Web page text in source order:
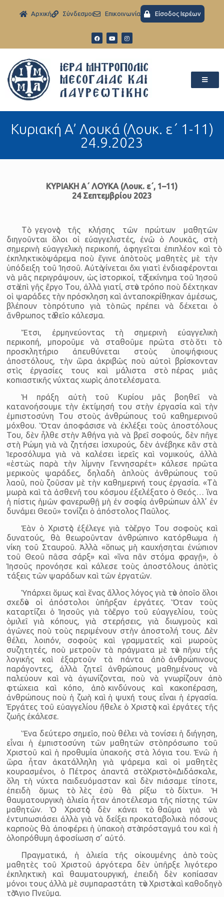
Aρχική Σύνδεσμοι Eπικοινωνία Είσοδος Ιερέων
Κυριακή Α’ Λουκά (Λουκ. ε΄ 1-11)
24.9.2023
ΚΥΡΙΑΚΗ Α΄ ΛΟΥΚΑ (Λουκ. ε΄, 1–11)
24 Σεπτεμβρίου 2023
Τὸ γεγονὸς τῆς κλήσης τῶν πρώτων μαθητῶν
διηγοῦνται ὅλοι οἱ εὐαγγελιστές, ἐνῶ ὁ Λουκᾶς, στὴ
σημερινὴ εὐαγγελικὴ περικοπή, ἀφηγεῖται ἐπιπλέον καὶ τὸ
ἐκπληκτικὸ ψάρεμα ποὺ ἔγινε ἀπὸ τοὺς μαθητὲς μὲ τὴν
ὑπόδειξη τοῦ Ἰησοῦ. Αὐτὸ γίνεται ὄχι γιατὶ ἐνδιαφέρονται
νὰ μᾶς περιγράψουν, ὡς ἱστορικοί, τὸ ξεκίνημα τοῦ Ἰησοῦ
στὸ ἐπὶ γῆς ἔργο Του, ἀλλὰ γιατί, στὸν τρόπο ποὺ δέχτηκαν
οἱ ψαράδες τὴν πρόσκληση καὶ ἀνταποκρίθηκαν ἀμέσως,
βλέπουν τὸ πρότυπο γιὰ τὸ πῶς πρέπει νὰ δέχεται ὁ
ἄνθρωπος τὸ θεῖο κάλεσμα.
Ἔτσι, ἐρμηνεύοντας τὴ σημερινὴ εὐαγγελικὴ
περικοπή, μποροῦμε νὰ σταθοῦμε πρῶτα στὸ ὅτι τὸ
προσκλητήριο ἀπευθύνεται στοὺς ὑποψήφιους
ἀποστόλους, τὴν ὥρα ἀκριβῶς ποὺ αὐτοὶ βρίσκονταν
στὶς ἐργασίες τους καὶ μάλιστα στὸ πέρας μιᾶς
κοπιαστικῆς νύχτας χωρὶς ἀποτελέσματα.
Ἡ πράξη αὐτὴ τοῦ Κυρίου μᾶς βοηθεῖ νὰ
κατανοήσουμε τὴν ἐκτίμησή του στὴν ἐργασία καὶ τὴν
ἐμπιστοσύνη Του στοὺς ἀνθρώπους τοῦ καθημερινοῦ
μόχθου. Ὅταν ἀποφάσισε νὰ ἐκλέξει τοὺς ἀποστόλους
Του, δὲν ἦλθε στὴν Ἀθήνα γιὰ νὰ βρεῖ σοφούς, δὲν πῆγε
στὴ Ρώμη γιὰ νὰ ζητήσει ἰσχυρούς, δὲν ἀνέβηκε κἂν στὰ
Ἱεροσόλυμα γιὰ νὰ καλέσει ἱερεῖς καὶ νομικούς, ἀλλὰ
«ἑστὼς παρὰ τὴν λίμνην Γεννησαρέτ» κάλεσε πρῶτα
μερικοὺς ψαράδες, δηλαδὴ ἁπλοὺς ἀνθρώπους τοῦ
λαοῦ, ποὺ ζοῦσαν μὲ τὴν καθημερινή τους ἐργασία. «Τὰ
μωρὰ καὶ τὰ ἀσθενῆ του κόσμου ἐξελέξατο ὁ Θεός… ἵνα
ἡ πίστις ἡμῶν φανερωθῇ μὴ ἐν σοφίᾳ ἀνθρώπων ἀλλ’ ἐν
δυνάμει Θεοῦ» τονίζει ὁ ἀπόστολος Παῦλος.
Ἐὰν ὁ Χριστὸς ἐξέλεγε γιὰ τὸ ἔργο Του σοφοὺς καὶ
δυνατούς, θὰ θεωροῦνταν ἀνθρώπινο κατόρθωμα ἡ
νίκη τοῦ Σταυροῦ. Ἀλλὰ «ὅπως μὴ καυχήσηται ἐνώπιον
τοῦ Θεοῦ πᾶσα σάρξ» καὶ «ἵνα πᾶν στόμα φραγῇ», ὁ
Ἰησοῦς προνόησε καὶ κάλεσε τοὺς ἀποστόλους ἀπὸ τὶς
τάξεις τῶν ψαράδων καὶ τῶν ἐργατῶν.
Ὑπάρχει ὅμως καὶ ἕνας ἄλλος λόγος γιὰ τὸν ὁποῖο ὅλοι
σχεδὸν οἱ ἀπόστολοι ὑπῆρξαν ἐργάτες. Ὅταν τοὺς
καταρτίζει ὁ Ἰησοῦς γιὰ τὸ ἔργο τοῦ εὐαγγελίου, τοὺς
ὁμιλεῖ γιὰ κόπους, γιὰ στερήσεις, γιὰ διωγμοὺς καὶ
ἀγῶνες ποὺ τοὺς περιμένουν στὴν ἀποστολή τους. Δὲν
θέλει, λοιπόν, σοφοὺς καὶ γραμματεῖς καὶ μωροὺς
συζητητές, ποὺ μετροῦν τὰ πράγματα μὲ τὸν πῆχυ τῆς
λογικῆς καὶ ἐξαρτοῦν τὰ πάντα ἀπὸ ἀνθρώπινους
παράγοντες, ἀλλὰ ζητεῖ ἀνθρώπους μαθημένους νὰ
παλεύουν καὶ νὰ ἀγωνίζονται, ποὺ νὰ γνωρίζουν ἀπὸ
φτώχεια καὶ κόπο, ἀπὸ κινδύνους καὶ κακοπέραση,
ἀνθρώπους ποὺ ἡ ζωὴ καὶ ἡ ψυχή τους εἶναι ἡ ἐργασία.
Ἐργάτες τοῦ εὐαγγελίου ἤθελε ὁ Χριστὸς καὶ ἐργάτες τῆς
ζωῆς ἐκάλεσε.
Ἕνα δεύτερο σημεῖο, ποὺ θέλει νὰ τονίσει ἡ διήγηση,
εἶναι ἡ ἐμπιστοσύνη τῶν μαθητῶν στὸ πρόσωπο τοῦ
Χριστοῦ καὶ ἡ προθυμία ὑπακοῆς στὰ λόγια του. Ἐνῶ ἡ
ὥρα ἦταν ἀκατάλληλη γιὰ ψάρεμα καὶ οἱ μαθητὲς
κουρασμένοι, ὁ Πέτρος ἀπαντᾶ στὸ Χριστὸ «Διδάσκαλε,
ὅλη τὴ νύχτα παιδευόμασταν καὶ δὲν πιάσαμε τίποτε,
ἐπειδὴ ὅμως τὸ λὲς ἐσὺ θὰ ρίξω τὸ δίχτυ». Ἡ
θαυματουργικὴ ἁλιεία ἦταν ἀποτέλεσμα τῆς πίστης τῶν
μαθητῶν. Ὁ Χριστὸς δὲν κάνει τὸ θαῦμα γιὰ νὰ
ἐντυπωσιάσει ἀλλὰ γιὰ νὰ δείξει προκαταβολικὰ πόσους
καρποὺς θὰ ἀποφέρει ἡ ὑπακοὴ στὸ πρόσταγμά του καὶ ἡ
ὁλοπρόθυμη ἀφοσίωση σ’ αὐτό.
Πραγματικά, ἡ ἁλιεία τῆς οἰκουμένης ἀπὸ τοὺς
μαθητὲς τοῦ Χριστοῦ ἀργότερα δὲν ὑπῆρξε λιγότερο
ἐκπληκτικὴ καὶ θαυματουργική, ἐπειδὴ δὲν κοπίασαν
μόνοι τους ἀλλὰ μὲ συμπαραστάτη τὸν Χριστὸ καὶ καθοδηγὸ
τὸ Ἅγιο Πνεῦμα.